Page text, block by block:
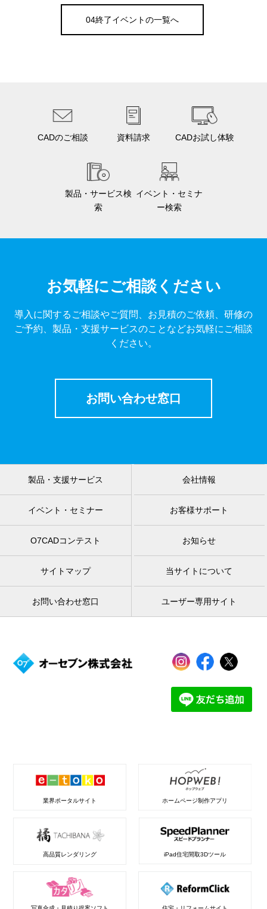
04終了イベントの一覧へ
CADのご相談 資料請求 CADお試し体験
製品・サービス検
索
イベント・セミナ
ー検索
お気軽にご相談ください
導入に関するご相談やご質問、お見積のご依頼、研修の
ご予約、製品・支援サービスのことなどお気軽にご相談
ください。
お問い合わせ窓口
製品・支援サービス 会社情報
イベント・セミナー お客様サポート
O7CADコンテスト お知らせ
サイトマップ 当サイトについて
お問い合わせ窓口 ユーザー専用サイト
業界ポータルサイト ホームページ制作アプリ
高品質レンダリング iPad住宅間取3Dツール